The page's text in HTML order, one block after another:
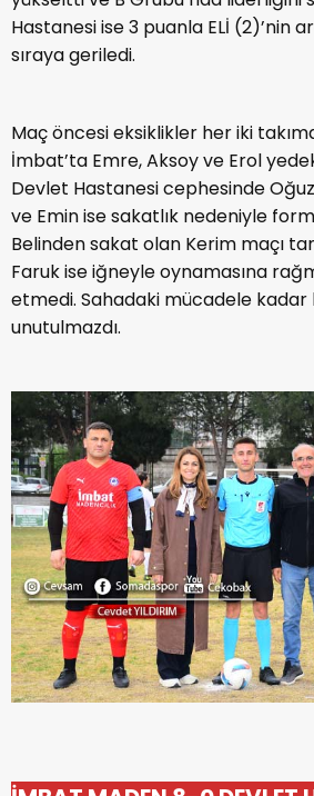
Hastanesi ise 3 puanla ELİ (2)’nin
sıraya geriledi.
Maç öncesi eksiklikler her iki
İmbat’ta Emre, Aksoy ve Erol
Devlet Hastanesi cephesinde
ve Emin ise sakatlık nedeniyle
Belinden sakat olan Kerim maçı
Faruk ise iğneyle oynamasına
etmedi. Sahadaki mücadele kadar
unutulmazdı.